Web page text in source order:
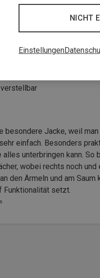
Vardag
Langlebigkeit
besondere Jacke, weil
einfach. Besonders
unterbringen kann.
wobei rechts noch
den Ärmeln und am
setzt.
NICHT
Einstellungen